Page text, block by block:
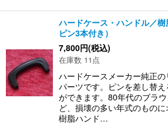
ハードケース・ハンドル／
ピン3本付き）
7,800円(税込)
在庫数 11点
ハードケースメーカー純正の
パーツです。ピンを差し替
ができます。80年代のブラ
ど、損壊の多い年式のもの
樹脂ハンド…